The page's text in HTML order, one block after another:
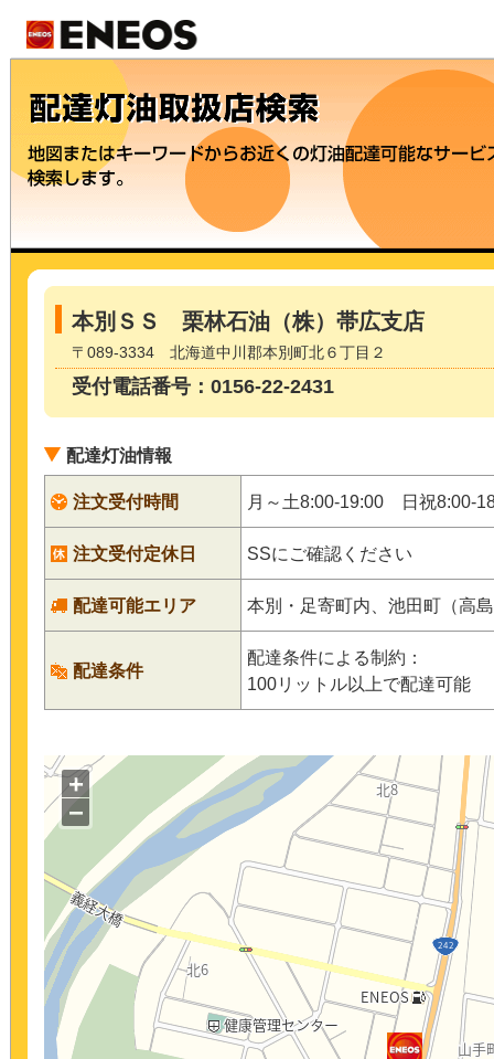
本別ＳＳ 栗林石油（株）帯広支店
〒089-3334 北海道中川郡本別町北６丁目２
受付電話番号：0156-22-2431
配達灯油情報
注文受付時間 月～土8:00-19:00 日祝8:00-
注文受付定休日 SSにご確認ください
配達可能エリア 本別・足寄町内、池田町（高
配達条件
配達条件による制約：
100リットル以上で配達可能
+
−